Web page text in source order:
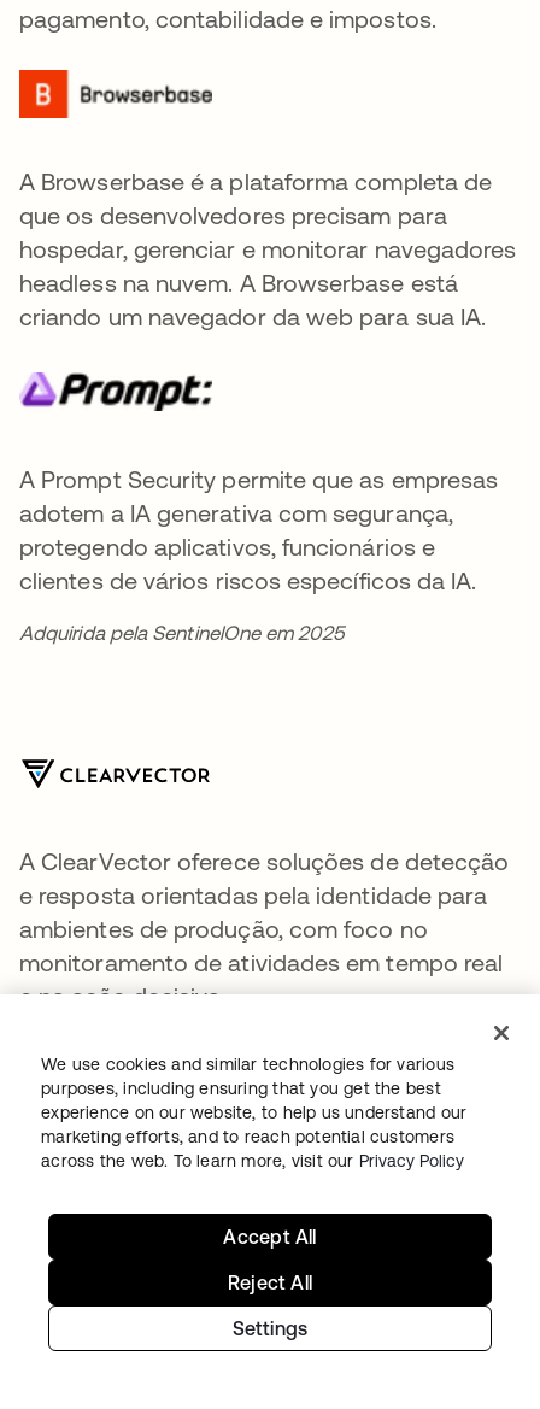
pagamento, contabilidade e impostos.
A Browserbase é a plataforma completa de
que os desenvolvedores precisam para
hospedar, gerenciar e monitorar navegadores
headless na nuvem. A Browserbase está
criando um navegador da web para sua IA.
A Prompt Security permite que as empresas
adotem a IA generativa com segurança,
protegendo aplicativos, funcionários e
clientes de vários riscos específicos da IA.
Adquirida pela SentinelOne em 2025
A ClearVector oferece soluções de detecção
e resposta orientadas pela identidade para
ambientes de produção, com foco no
monitoramento de atividades em tempo real
e na ação decisiva.
A MIND é a primeira plataforma de segurança
prevenção à perda de dados e
gerenciamento de risco interno no piloto
automático. Assim, você pode encontrar
dados confidenciais, corrigir problemas
We use cookies and similar technologies for various
purposes, including ensuring that you get the best
experience on our website, to help us understand our
marketing efforts, and to reach potential customers
across the web. To learn more, visit our Privacy Policy
Settings
Reject All
Accept All